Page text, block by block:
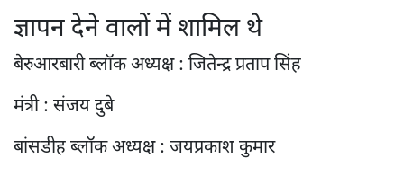
ज्ञापन देने वालों में शामिल थे
बेरुआरबारी ब्लॉक अध्यक्ष : जितेन्द्र प्रताप सिंह
मंत्री : संजय दुबे
बांसडीह ब्लॉक अध्यक्ष : जयप्रकाश कुमार